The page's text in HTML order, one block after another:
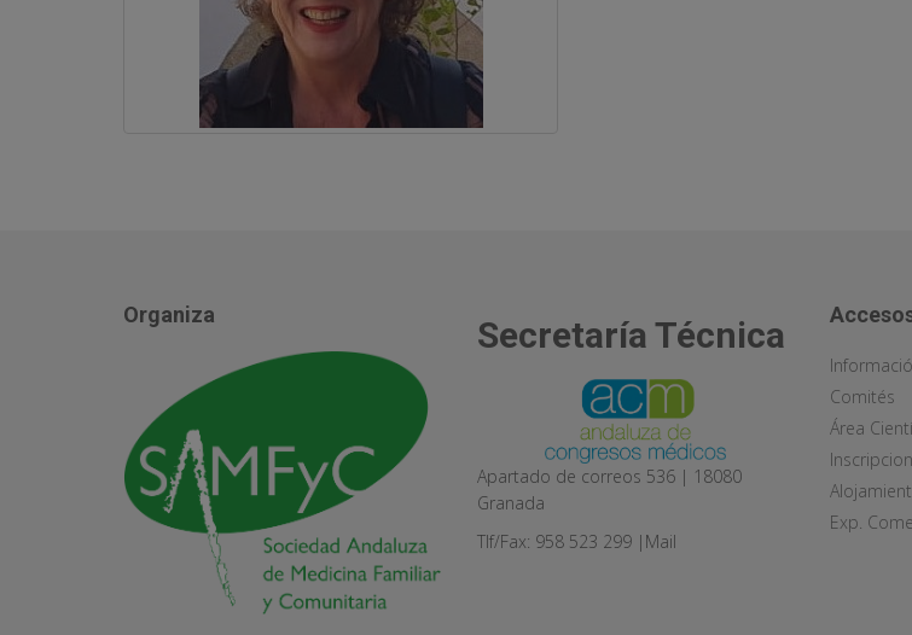
Organiza Secretaría Técnica
Apartado de correos 536 | 18080
Granada
Tlf/Fax: 958 523 299 | Mail
Comités
Área
Exp.